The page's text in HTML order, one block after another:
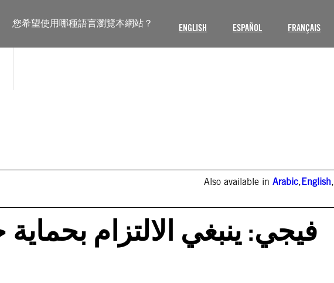
您希望使用哪種語言瀏覽本網站？ ENGLISH ESPAÑOL FRANÇAIS
Also available inArabic,English,
فيجي: ينبغي الالتزام